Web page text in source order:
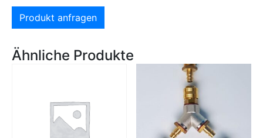
Produkt anfragen
Ähnliche Produkte